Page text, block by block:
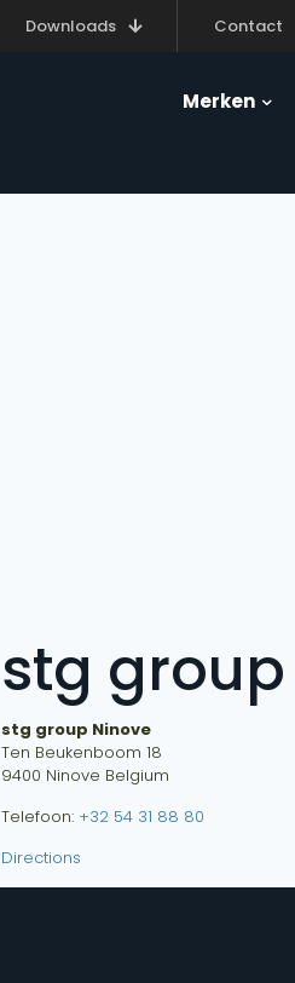
Downloads Contact
Merken
stg
stg group Ninove
Ten Beukenboom 18
9400 Ninove Belgium
Telefoon: +32 54 31 88 80
Directions